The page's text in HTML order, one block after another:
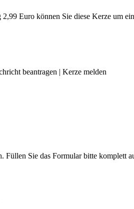
Euro können Sie diese Kerze um
beantragen
Kerze melden
Sie das Formular bitte komplett